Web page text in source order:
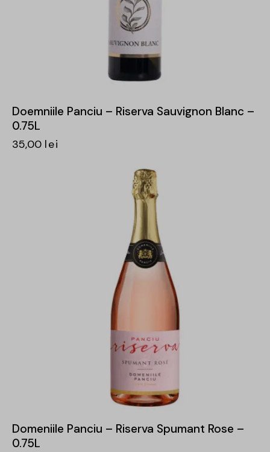
Doemniile Panciu – Riserva Sauvignon Blanc –
0.75L
35,00 lei
Domeniile Panciu – Riserva Spumant Rose –
0.75L